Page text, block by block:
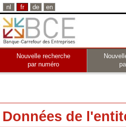
nl fr de en
Nouvelle recherche
par numéro
Données de